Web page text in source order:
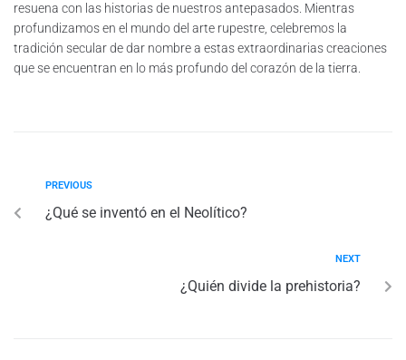
resuena con las historias de nuestros antepasados. Mientras
profundizamos en el mundo del arte rupestre, celebremos la
tradición secular de dar nombre a estas extraordinarias creaciones
que se encuentran en lo más profundo del corazón de la tierra.
PREVIOUS
¿Qué se inventó en el Neolítico?
NEXT
¿Quién divide la prehistoria?